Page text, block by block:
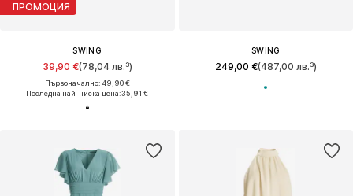
ПРОМОЦИЯ
SWING
39,90 €(78,04 лв.³)
Първоначално: 49,90 €
Последна най-ниска цена:35,91 €
SWING
249,00 €(487,00 лв.³)